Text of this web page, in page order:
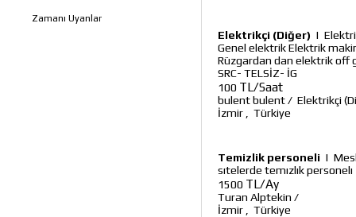
Zamanı Uyanlar
Elektrikçi (Diğer) |
Genel elektrik Elektrik
Rüzgardan dan elektrik off
SRC- TELSİZ- İG
100 TL/Saat
bulent bulent/ Elektrikçi
İzmir
Türkiye
Temizlik personeli |
sıtelerde temızlık personelı
1500 TL/Ay
Turan Alptekin /
İzmir
Türkiye